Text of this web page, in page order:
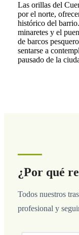
Las orillas del
por el norte,
histórico del
minaretes y el
de barcos
sentarse a
pausado de la
¿Por qué
Todos nuestros
profesional y